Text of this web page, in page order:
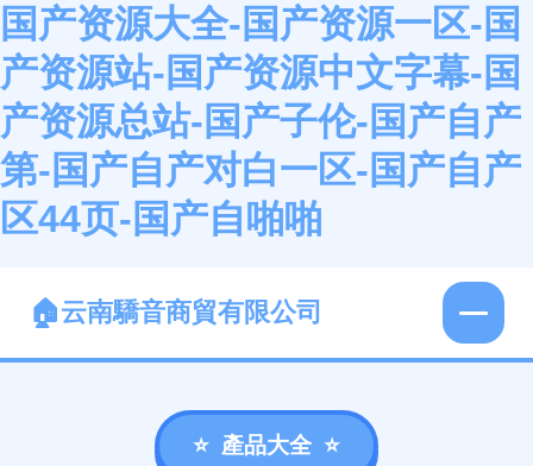
国产资源大全-国产资源一区-国
产资源站-国产资源中文字幕-国
产资源总站-国产子伦-国产自产
第-国产自产对白一区-国产自产
区44页-国产自啪啪
云南驕音商貿有限公司
產品大全